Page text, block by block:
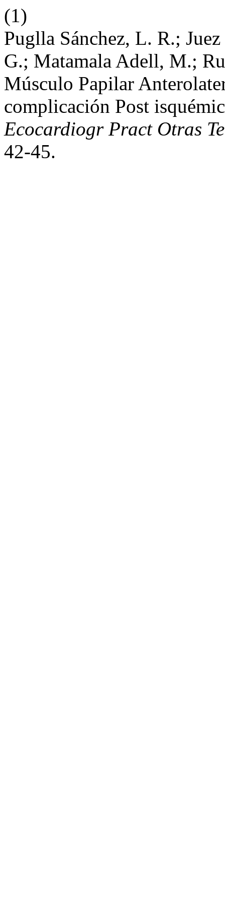
(1)
Puglla Sánchez, L. R.;
G.; Matamala Adell, M.;
Músculo Papilar
complicación Post
Ecocardiogr Pract Otras
42-45.